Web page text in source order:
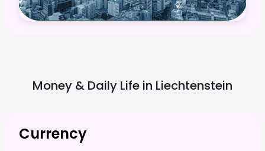
Money & Daily Life in Liechtenstein
Currency